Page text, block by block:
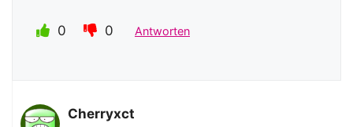
0 0 Antworten
Cherryxct